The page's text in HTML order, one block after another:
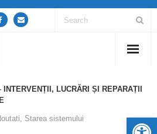
LUCRĂRI ȘI REPARAȚII
, Starea sistemului